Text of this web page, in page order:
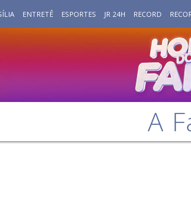
ENTRETÊ ESPORTES JR 24H RECORD
A